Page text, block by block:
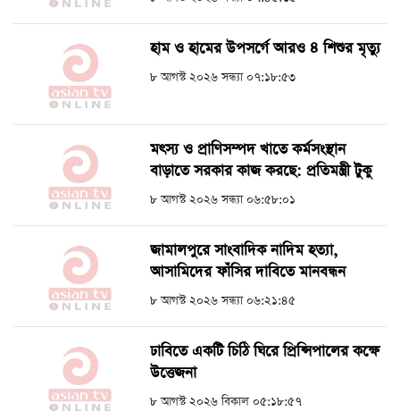
হাম ও হামের উপসর্গে আরও ৪ শিশুর মৃত্যু
৮ আগস্ট ২০২৬ সন্ধ্যা ০৭:১৮:৫৩
মৎস্য ও প্রাণিসম্পদ খাতে কর্মসংস্থান
বাড়াতে সরকার কাজ করছে: প্রতিমন্ত্রী টুকু
৮ আগস্ট ২০২৬ সন্ধ্যা ০৬:৫৮:০১
জামালপুরে সাংবাদিক নাদিম হত্যা,
আসামিদের ফাঁসির দাবিতে মানবন্ধন
৮ আগস্ট ২০২৬ সন্ধ্যা ০৬:২১:৪৫
ঢাবিতে একটি চিঠি ঘিরে প্রিন্সিপালের কক্ষে
উত্তেজনা
৮ আগস্ট ২০২৬ বিকাল ০৫:১৮:৫৭